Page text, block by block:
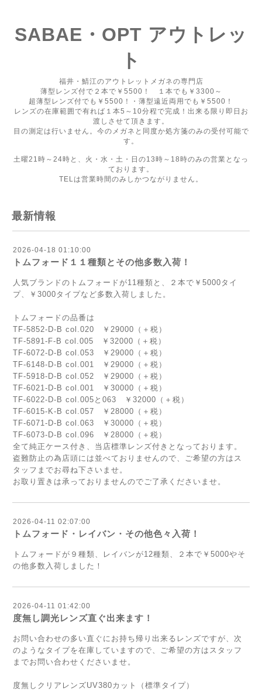
SABAE・OPT アウトレッ
ト
福井・鯖江のアウトレットメガネの専門店
薄型レンズ付で２本で￥5500！ １本でも￥3300～
超薄型レンズ付でも￥5500！・薄型遠近両用でも￥5500！
レンズの在庫範囲で有れば１本5～10分程で完成！出来る限り即日お
渡しさせて頂きます。
目の測定は行いません。今のメガネと同度か処方箋のみの受付可能で
す。
土曜21時～24時と、火・水・土・日の13時～18時のみの営業となっ
ております。
TELは営業時間のみしかつながりません。
最新情報
2026-04-18 01:10:00
トムフォード１１種類とその他多数入荷！
人気ブランドのトムフォードが11種類と、２本で￥5000タイ
プ、￥3000タイプなど多数入荷しました。
トムフォードの品番は
TF-5852-D-B col.020 ￥29000（＋税）
TF-5891-F-B col.005 ￥32000（＋税）
TF-6072-D-B col.053 ￥29000（＋税）
TF-6148-D-B col.001 ￥29000（＋税）
TF-5918-D-B col.052 ￥29000（＋税）
TF-6021-D-B col.001 ￥30000（＋税）
TF-6022-D-B col.005と063 ￥32000（＋税）
TF-6015-K-B col.057 ￥28000（＋税）
TF-6071-D-B col.063 ￥30000（＋税）
TF-6073-D-B col.096 ￥28000（＋税）
全て純正ケース付き、当店標準レンズ付きとなっております。
盗難防止の為店頭には並べておりませんので、ご希望の方はス
タッフまでお尋ね下さいませ。
お取り置きは承っておりませんのでご了承くださいませ。
2026-04-11 02:07:00
トムフォード・レイバン・その他色々入荷！
トムフォードが９種類、レイバンが12種類、２本で￥5000やそ
の他多数入荷しました！
2026-04-11 01:42:00
度無し調光レンズ直ぐ出来ます！
お問い合わせの多い直ぐにお持ち帰り出来るレンズですが、次
のようなタイプを在庫していますので、ご希望の方はスタッフ
までお問い合わせくださいませ。
度無しクリアレンズUV380カット（標準タイプ）